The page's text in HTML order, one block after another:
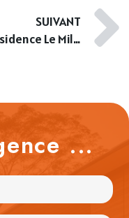
SUIVANT
La résidence Le Milord face à la mer
...